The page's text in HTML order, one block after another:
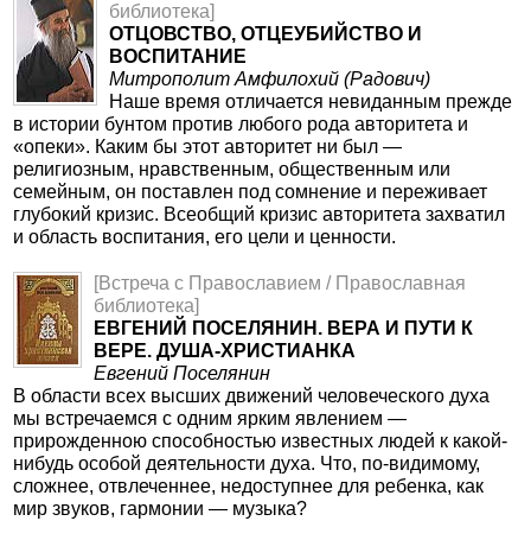
библиотека]
ОТЦОВСТВО, ОТЦЕУБИЙСТВО И
ВОСПИТАНИЕ
Митрополит Амфилохий (Радович)
Наше время отличается невиданным прежде
в истории бунтом против любого рода авторитета и
«опеки». Каким бы этот авторитет ни был —
религиозным, нравственным, общественным или
семейным, он поставлен под сомнение и переживает
глубокий кризис. Всеобщий кризис авторитета захватил
и область воспитания, его цели и ценности.
[Встреча с Православием / Православная
библиотека]
ЕВГЕНИЙ ПОСЕЛЯНИН. ВЕРА И ПУТИ К
ВЕРЕ. ДУША-ХРИСТИАНКА
Евгений Поселянин
В области всех высших движений человеческого духа
мы встречаемся с одним ярким явлением —
прирожденною способностью известных людей к какой-
нибудь особой деятельности духа. Что, по-видимому,
сложнее, отвлеченнее, недоступнее для ребенка, как
мир звуков, гармонии — музыка?